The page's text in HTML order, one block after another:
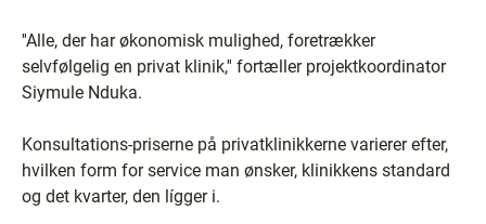
''Alle, der har økonomisk mulighed, foretrækker
selvfølgelig en privat klinik,'' fortæller projektkoordinator
Siymule Nduka.
Konsultations-priserne på privatklinikkerne varierer efter,
hvilken form for service man ønsker, klinikkens standard
og det kvarter, den lígger i.